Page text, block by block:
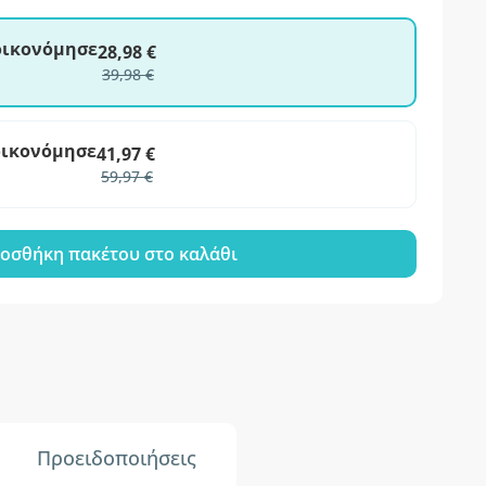
28,98 €
39,98 €
41,97 €
59,97 €
πακέτου στο καλάθι
Προειδοποιήσεις